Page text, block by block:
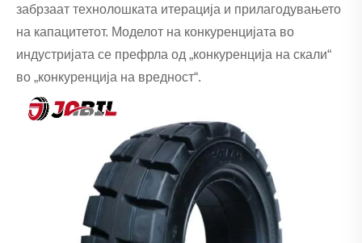
забрзаат технолошката итерација и прилагодувањето
на капацитетот. Моделот на конкуренцијата во
индустријата се префрла од „конкуренција на скали“
во „конкуренција на вредност“.